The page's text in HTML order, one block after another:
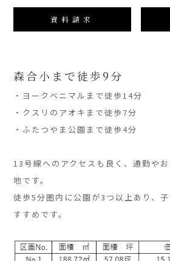
資料請求
森合小まで徒歩9分
・ヨークベニマルまで徒歩14分
・クスリのアオキまで徒歩7分
・ふたつやま公園まで徒歩4分
13号線へのアクセスも良く、通勤や
地です。
徒歩5分圏内に公園が3つ以上あり、
すすめです。